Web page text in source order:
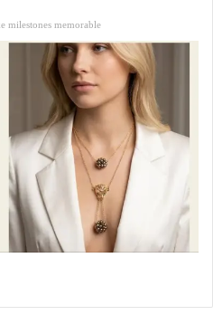
milestones memorable